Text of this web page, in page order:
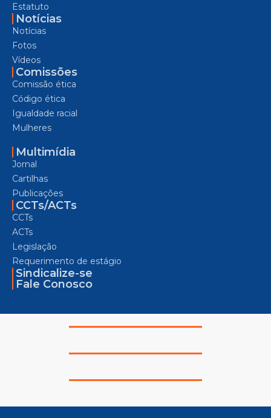
Estatuto
Notícias
Notícias
Fotos
Vídeos
Comissões
Comissão ética
Código ética
Igualdade racial
Mulheres
Multimídia
Jornal
Cartilhas
Publicações
CCTs/ACTs
CCTs
ACTs
Legislação
Requerimento de estágio
Sindicalize-se
Fale Conosco